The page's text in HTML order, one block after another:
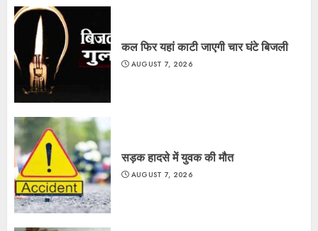
कल फिर यहां काटी जाएगी चार घंटे बिजली
AUGUST 7, 2026
सड़क हादसे में युवक की मौत
AUGUST 7, 2026